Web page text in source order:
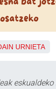
URNIETA